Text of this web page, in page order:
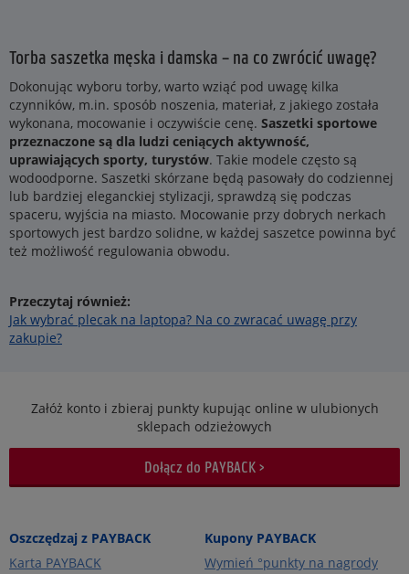
Torba saszetka męska i damska – na co zwrócić uwagę?
Dokonując wyboru torby, warto wziąć pod uwagę kilka
czynników, m.in. sposób noszenia, materiał, z jakiego została
wykonana, mocowanie i oczywiście cenę. Saszetki sportowe
przeznaczone są dla ludzi ceniących aktywność,
uprawiających sporty, turystów. Takie modele często są
wodoodporne. Saszetki skórzane będą pasowały do codziennej
lub bardziej eleganckiej stylizacji, sprawdzą się podczas
spaceru, wyjścia na miasto. Mocowanie przy dobrych nerkach
sportowych jest bardzo solidne, w każdej saszetce powinna być
też możliwość regulowania obwodu.
Przeczytaj również:
Jak wybrać plecak na laptopa? Na co zwracać uwagę przy
zakupie?
Załóż konto i zbieraj punkty kupując online w ulubionych
sklepach odzieżowych
Dołącz do PAYBACK >
Oszczędzaj z PAYBACK
Karta PAYBACK
Kupony PAYBACK
Wymień °punkty na nagrody